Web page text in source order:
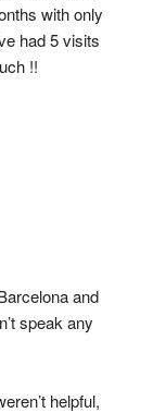
with only
had 5 visits
!!
and
speak any
helpful,